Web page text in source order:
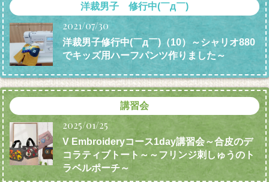
洋裁男子 修行中(￣д￣)
2021/07/30
洋裁男子修行中(￣д￣)（10）～シャリオ880
でキッズ用ハーフパンツ作りました～
講習会
2025/01/25
V Embroideryコース1day講習会～合皮のデ
コラティブトート～～フリンジ刺しゅうのト
ラベルポーチ～